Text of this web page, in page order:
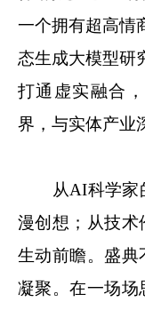
一个拥有超高情
态生成大模型研
打通虚实融合
界，与实体产业
从AI科学家
漫创想；从技术
生动前瞻。盛典
凝聚。在一场场